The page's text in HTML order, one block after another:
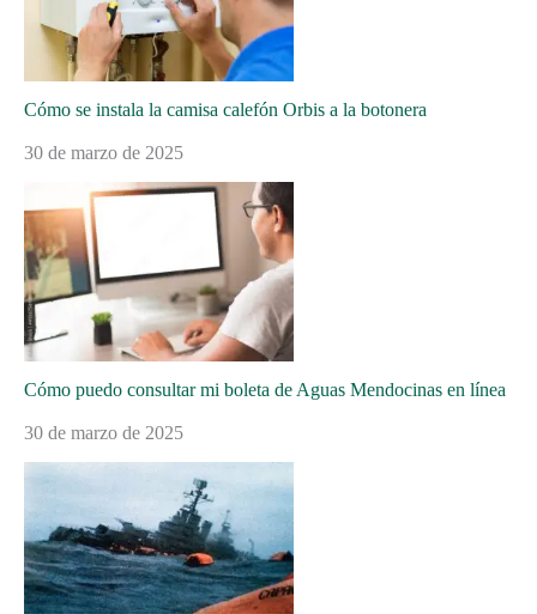
Cómo se instala la camisa calefón Orbis a la botonera
30 de marzo de 2025
Cómo puedo consultar mi boleta de Aguas Mendocinas en línea
30 de marzo de 2025